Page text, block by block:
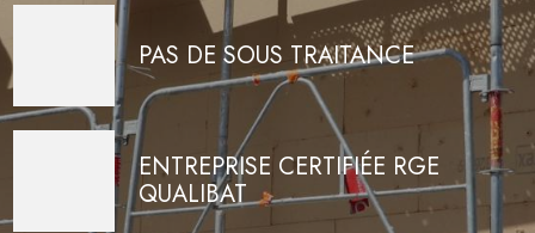
PAS DE SOUS TRAITANCE
ENTREPRISE CERTIFIÉE RGE
QUALIBAT